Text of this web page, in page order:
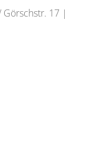
Görschstr. 17 |